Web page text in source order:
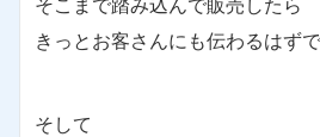
そこまで踏み込んで販売したら
きっとお客さんにも伝わるはずで
そして